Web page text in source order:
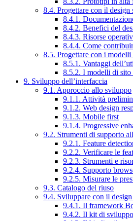
8.4. Progettare con il design
8.4.1.
8.4.2. Benefici del
8.4.3. Risorse
8.4.4. Come
8.5. Progettare con i
8.5.1. Vantaggi
8.5.2. I modelli di
9. Sviluppo dell’interfaccia
9.1. Approccio allo sviluppo
9.1.1. Attività
9.1.2. Web design
9.1.3. Mobile first
9.1.4. Progressive
9.2. Strumenti di supporto
9.2.1. Feature
9.2.2. Verificare le
9.2.3. Strumenti e
9.2.4. Supporto
9.2.5. Misurare le
9.3. Catalogo del riuso
9.4. Sviluppare con il
9.4.1. Il framework
9.4.2. Il kit di